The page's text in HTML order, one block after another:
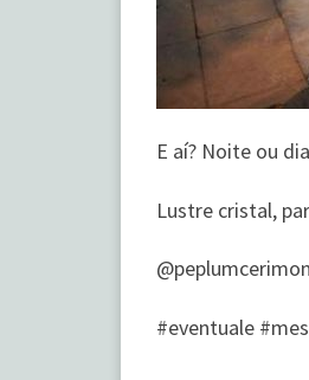
E aí? Noite ou
Lustre cristal,
#eventuale